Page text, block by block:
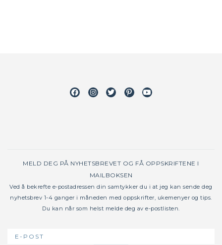
FacebookInstagram
TwitterPinterestYoutube
MELD DEG PÅ NYHETSBREVET OG FÅ OPPSKRIFTENE I
MAILBOKSEN
Ved å bekrefte e-postadressen din samtykker du i at jeg kan sende deg
nyhetsbrev 1-4 ganger i måneden med oppskrifter, ukemenyer og tips.
Du kan når som helst melde deg av e-postlisten.